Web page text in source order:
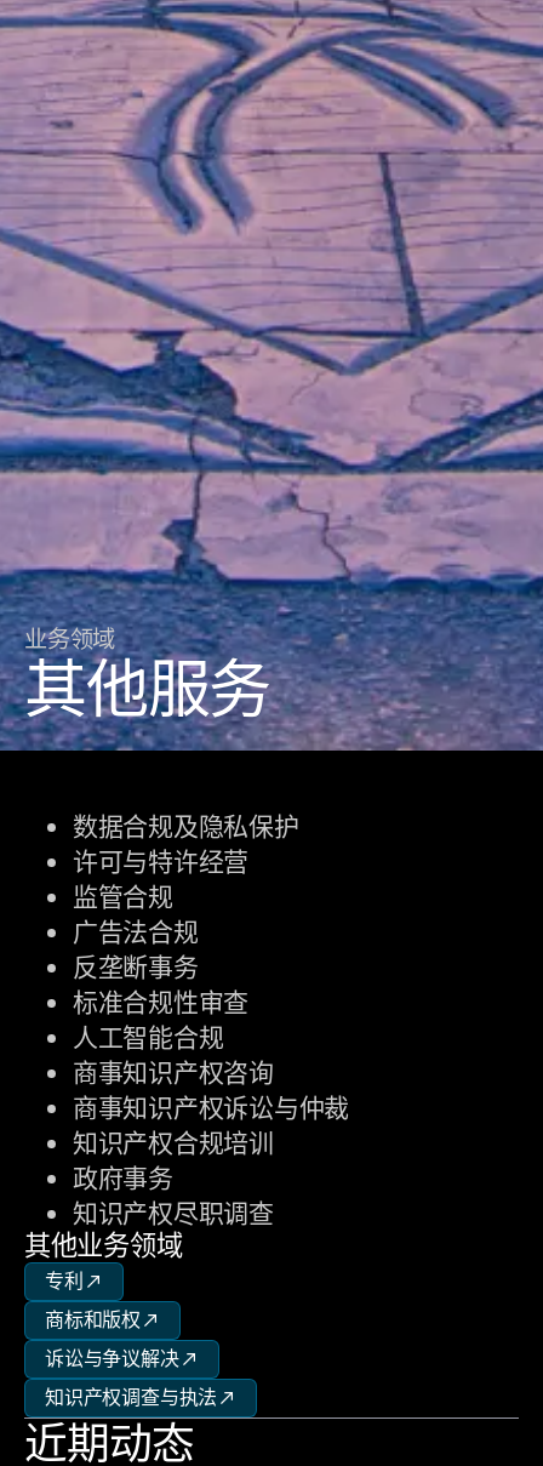
业务领域
其他服务
数据合规及隐私保护
许可与特许经营
监管合规
广告法合规
反垄断事务
标准合规性审查
人工智能合规
商事知识产权咨询
商事知识产权诉讼与仲裁
知识产权合规培训
政府事务
知识产权尽职调查
其他业务领域
专利
商标和版权
诉讼与争议解决
知识产权调查与执法
近期动态